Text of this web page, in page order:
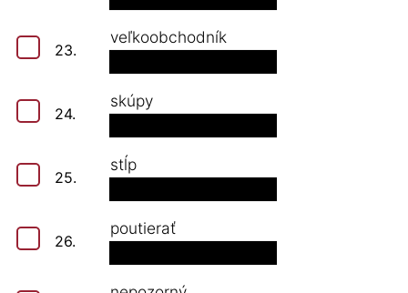
23.
veľkoobchodník
24.
skúpy
25.
stĺp
26.
poutierať